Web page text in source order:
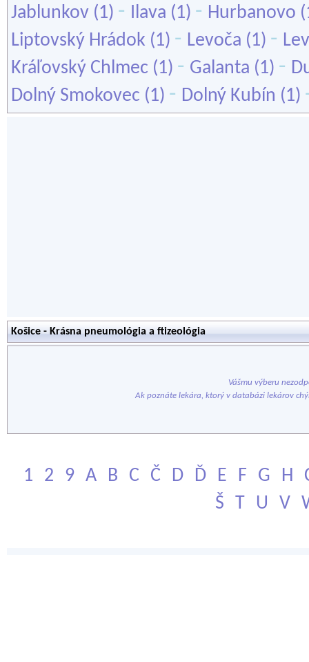
Jablunkov (1) - Ilava (1) - Hurbanovo
Liptovský Hrádok (1) - Levoča (1) -
Kráľovský Chlmec (1) - Galanta (1) -
Dolný Smokovec (1) - Dolný Kubín (1)
Košice - Krásna pneumológia a ftizeológia
Vášmu výberu
Ak poznáte lekára, ktorý v databázi lekárov
1 2 9 A B C Č D Ď E F G H
Š
T U V